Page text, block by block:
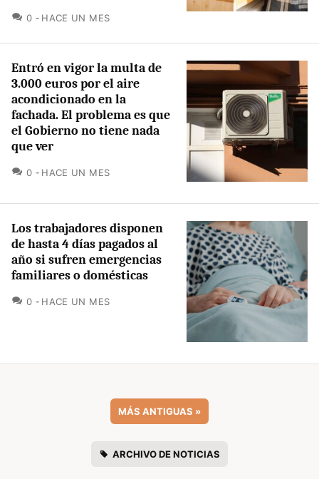
0 COMENTARIOS
HACE UN MES
Entró en vigor la multa de
3.000 euros por el aire
acondicionado en la
fachada. El problema es que
el Gobierno no tiene nada
que ver
0 COMENTARIOS
HACE UN MES
Los trabajadores disponen
de hasta 4 días pagados al
año si sufren emergencias
familiares o domésticas
0 COMENTARIOS
HACE UN MES
MÁS ANTIGUAS »
ARCHIVO DE NOTICIAS